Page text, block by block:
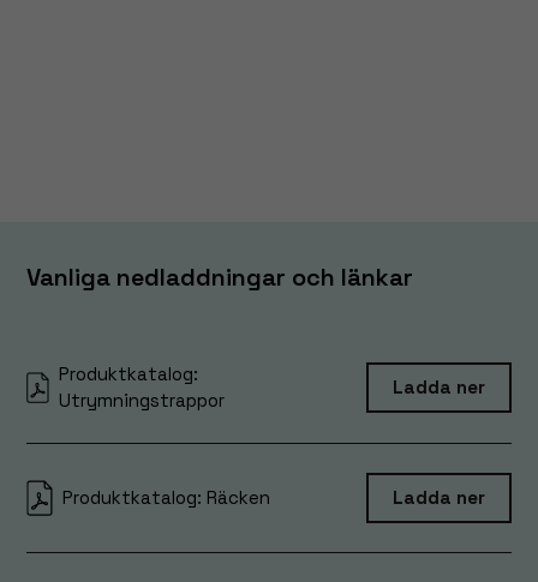
Vanliga nedladdningar och länkar
Produktkatalog:
Utrymningstrappor
Ladda ner
Produktkatalog: Räcken Ladda ner